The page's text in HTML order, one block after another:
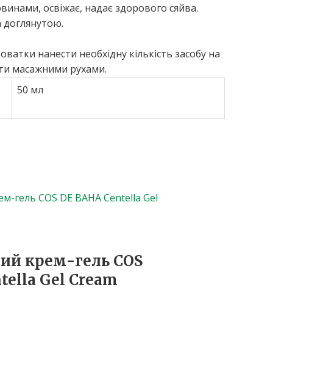
освіжає, надає здорового сяйва.
доглянутою.
нанести необхідну кількість засобу на
масажними рухами.
50 мл
крем-гель COS
Gel Cream